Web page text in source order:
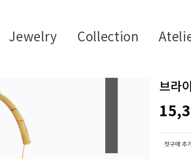
Jewelry Collection
브라
첫구매 추